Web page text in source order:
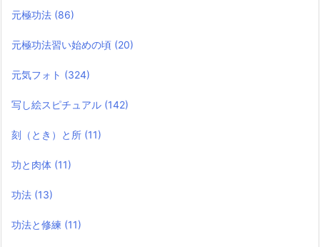
元極功法 (86)
元極功法習い始めの頃 (20)
元気フォト (324)
写し絵スピチュアル (142)
刻（とき）と所 (11)
功と肉体 (11)
功法 (13)
功法と修練 (11)